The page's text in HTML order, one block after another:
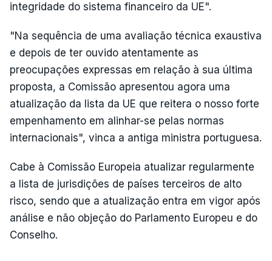
integridade do sistema financeiro da UE".
"Na sequência de uma avaliação técnica exaustiva
e depois de ter ouvido atentamente as
preocupações expressas em relação à sua última
proposta, a Comissão apresentou agora uma
atualização da lista da UE que reitera o nosso forte
empenhamento em alinhar-se pelas normas
internacionais", vinca a antiga ministra portuguesa.
Cabe à Comissão Europeia atualizar regularmente
a lista de jurisdições de países terceiros de alto
risco, sendo que a atualização entra em vigor após
análise e não objeção do Parlamento Europeu e do
Conselho.